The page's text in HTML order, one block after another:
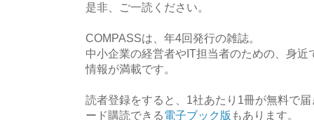
是非、ご一読ください。
COMPASSは、年4回発行の雑誌。
中小企業の経営者やIT担当者のための、身
情報が満載です。
読者登録をすると、1社あたり1冊が無料で
ード購読できる電子ブック版 もあります。